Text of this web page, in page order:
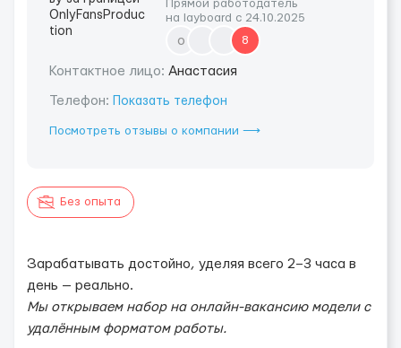
Прямой работодатель
на layboard с 24.10.2025
o 8
Контактное лицо: Анастасия
Телефон: Показать телефон
Посмотреть отзывы о компании ⟶
Без опыта
Зарабатывать достойно, уделяя всего 2–3 часа в
день — реально.
Мы открываем набор на онлайн-вакансию модели с
удалённым форматом работы.